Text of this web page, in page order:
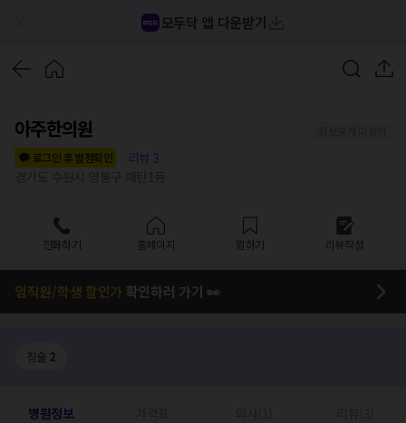
모두닥 앱 다운받기
아주한의원
로그인 후 별점확인
리뷰 3
전화하기 홈페이지 찜하기 리뷰작성
임직원/학생 할인가 확인하러 가기 👀
침술 2
병원정보